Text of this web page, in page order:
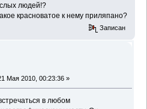
людей!?
красноватое к нему приляпано?
Записан
Мая 2010, 00:23:36 »
в любом